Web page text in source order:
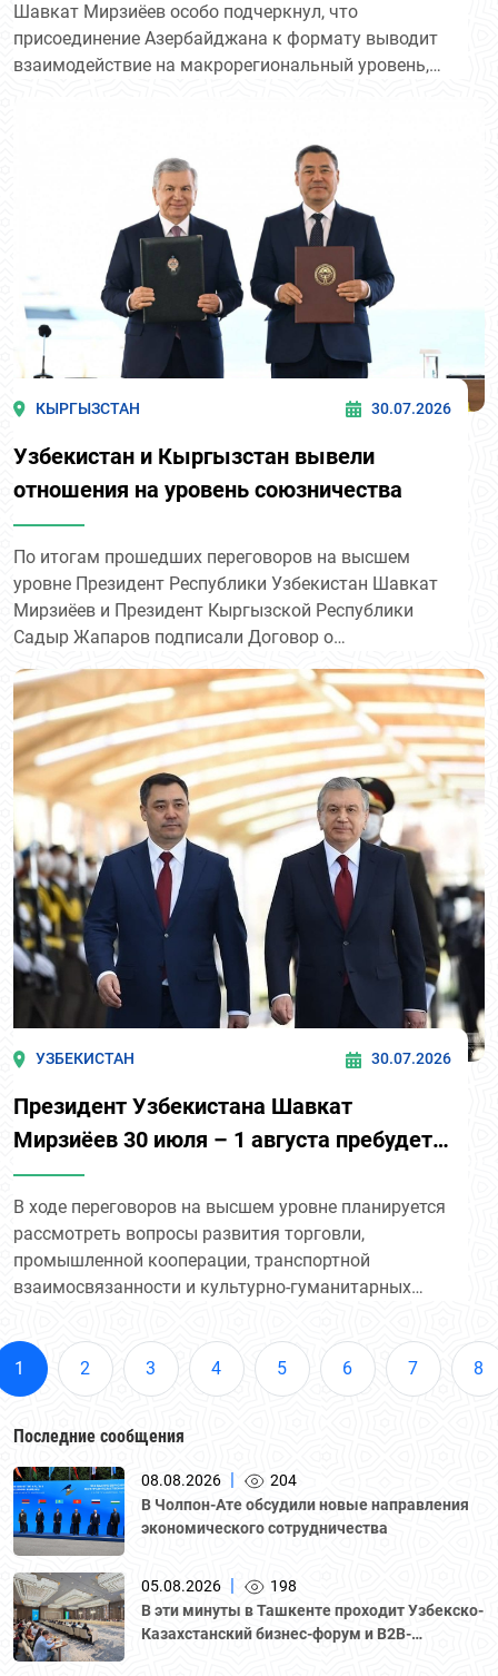
Азербайджана, Казахстана,
Кыргызстана, Таджикистана и
Шавкат Мирзиёев особо подчеркнул, что
присоединение Азербайджана к формату выводит
взаимодействие на макрорегиональный уровень,
Центральную Азию, Южный Кавказ и Афганистан.
КЫРГЫЗСТАН 30.07.2026
Узбекистан и Кыргызстан вывели
отношения на уровень союзничества
По итогам прошедших переговоров на высшем
уровне Президент Республики Узбекистан Шавкат
Мирзиёев и Президент Кыргызской Республики
Садыр Жапаров подписали Договор о
УЗБЕКИСТАН 30.07.2026
Президент Узбекистана Шавкат
Мирзиёев 30 июля – 1 августа пребудет в
Кыргызстан с государственным визитом
по приглашению Президента Садыра
Жапарова.
В ходе переговоров на высшем уровне планируется
рассмотреть вопросы развития торговли,
промышленной кооперации, транспортной
взаимосвязанности и культурно-гуманитарных
подписание пакета двусторонних документов. В
рамках визита Президент нашей страны также
примет участие в неформальной Консультативной
Азербайджана в Чолпон-Ата.
1 2 3 4 5 6 7 8
Последние сообщения
08.08.2026
204
В Чолпон-Ате обсудили новые направления
экономического сотрудничества
05.08.2026
198
В эти минуты в Ташкенте проходит Узбекско-
Казахстанский бизнес-форум и B2B-